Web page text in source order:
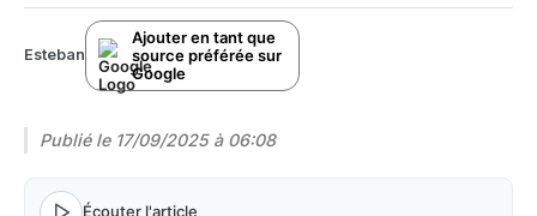
Esteban
Ajouter en tant que
source préférée sur
Google
Publié le 17/09/2025 à 06:08
Écouter l'article